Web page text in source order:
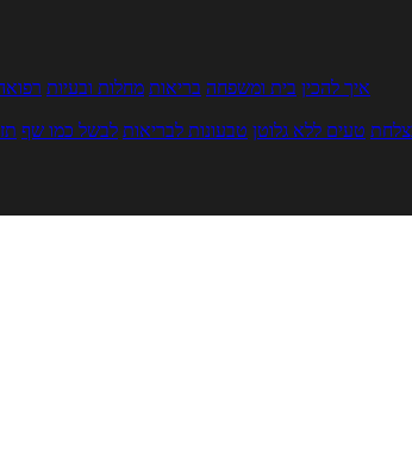
איך להכין בית ומשפחה בריאות מחלות ובעיות
טעים ללא גלוטן טבעונות לבריאות לבשל כמו שף